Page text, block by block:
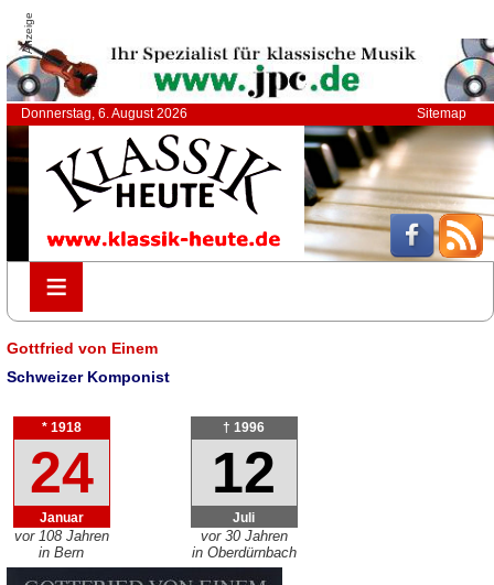
Anzeige
Donnerstag, 6. August 2026 Sitemap
≡
≡
Gottfried von Einem
Schweizer Komponist
* 1918
24
Januar
vor 108 Jahren
in Bern
† 1996
12
Juli
vor 30 Jahren
in Oberdürnbach